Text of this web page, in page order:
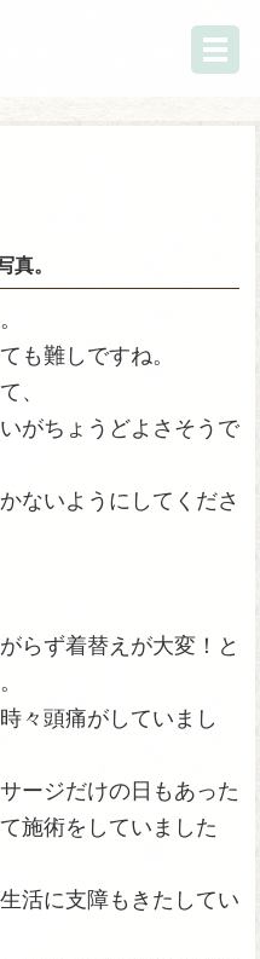
真。
も難しですね。
、
がちょうどよさそうで
ないようにしてくださ
らず着替えが大変！と
々頭痛がしていまし
ージだけの日もあった
施術をしていました
活に支障もきたしてい